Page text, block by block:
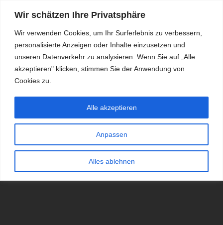
Wir schätzen Ihre Privatsphäre
Wir verwenden Cookies, um Ihr Surferlebnis zu verbessern,
personalisierte Anzeigen oder Inhalte einzusetzen und
unseren Datenverkehr zu analysieren. Wenn Sie auf „Alle
akzeptieren" klicken, stimmen Sie der Anwendung von
Cookies zu.
Anpassen
Alles ablehnen
Alle akzeptieren
RDKS.EXPERT
TESTS, EXPERTEN-TIPPS RUND UM DAS THEMA RDKS UND